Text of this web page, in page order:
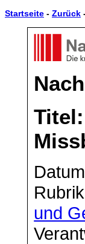
Startseite - Zurück
und